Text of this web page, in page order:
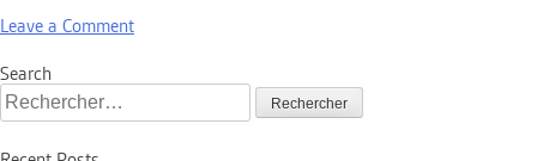
Leave a Commenton
Search
Rechercher :